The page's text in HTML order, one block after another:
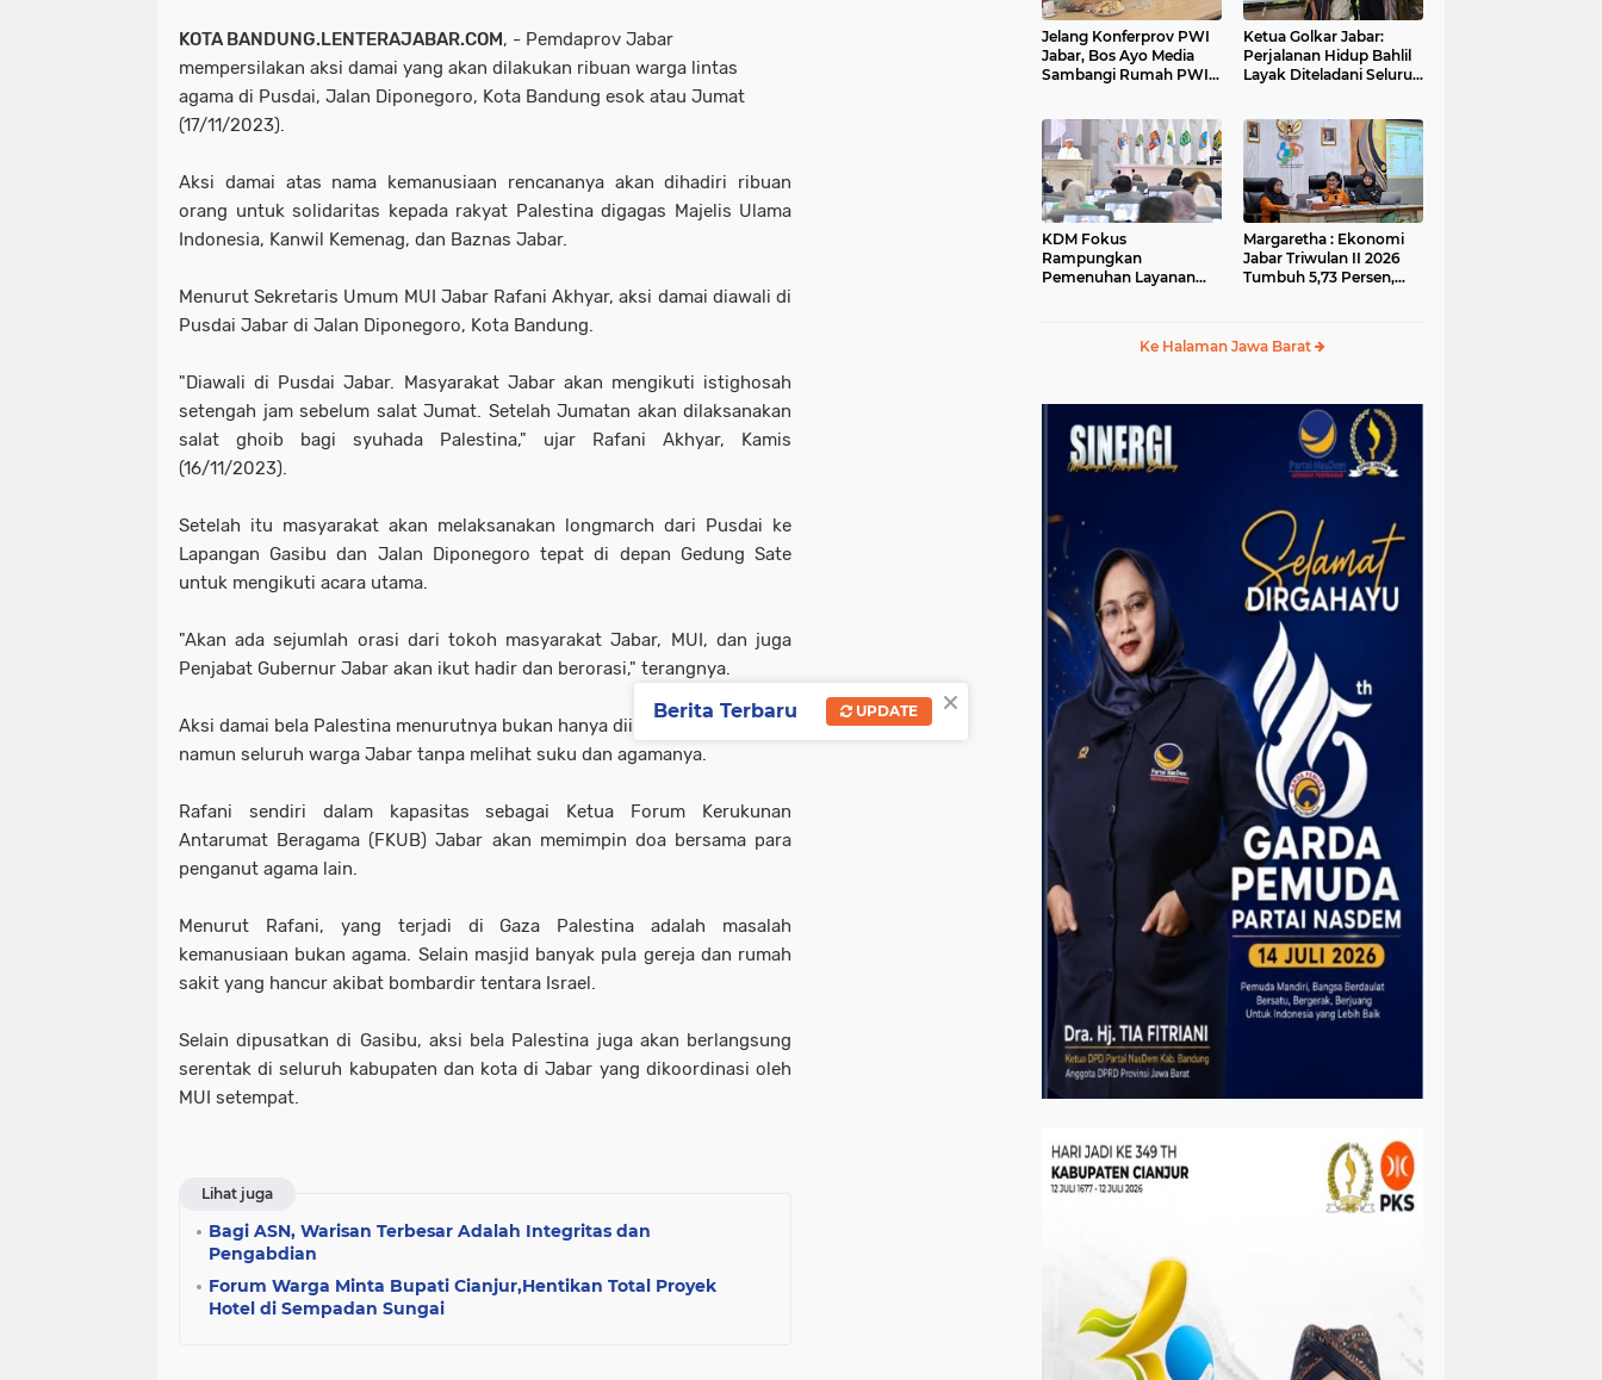
KOTA BANDUNG.LENTERAJABAR.COM, - Pemdaprov Jabar
mempersilakan aksi damai yang akan dilakukan ribuan warga lintas
agama di Pusdai, Jalan Diponegoro, Kota Bandung esok atau Jumat
(17/11/2023).
Aksi damai atas nama kemanusiaan rencananya akan dihadiri ribuan
orang untuk solidaritas kepada rakyat Palestina digagas Majelis Ulama
Indonesia, Kanwil Kemenag, dan Baznas Jabar.
Menurut Sekretaris Umum MUI Jabar Rafani Akhyar, aksi damai diawali di
Pusdai Jabar di Jalan Diponegoro, Kota Bandung.
"Diawali di Pusdai Jabar. Masyarakat Jabar akan mengikuti istighosah
setengah jam sebelum salat Jumat. Setelah Jumatan akan dilaksanakan
salat ghoib bagi syuhada Palestina," ujar Rafani Akhyar, Kamis
(16/11/2023).
Setelah itu masyarakat akan melaksanakan longmarch dari Pusdai ke
Lapangan Gasibu dan Jalan Diponegoro tepat di depan Gedung Sate
untuk mengikuti acara utama.
"Akan ada sejumlah orasi dari tokoh masyarakat Jabar, MUI, dan juga
Penjabat Gubernur Jabar akan ikut hadir dan berorasi," terangnya.
Aksi damai bela Palestina menurutnya bukan hanya diikuti warga muslim,
namun seluruh warga Jabar tanpa melihat suku dan agamanya.
Rafani sendiri dalam kapasitas sebagai Ketua Forum Kerukunan
Antarumat Beragama (FKUB) Jabar akan memimpin doa bersama para
penganut agama lain.
Menurut Rafani, yang terjadi di Gaza Palestina adalah masalah
kemanusiaan bukan agama. Selain masjid banyak pula gereja dan rumah
sakit yang hancur akibat bombardir tentara Israel.
Selain dipusatkan di Gasibu, aksi bela Palestina juga akan berlangsung
serentak di seluruh kabupaten dan kota di Jabar yang dikoordinasi oleh
MUI setempat.
Lihat juga
Bagi ASN, Warisan Terbesar Adalah Integritas dan
Pengabdian
Forum Warga Minta Bupati Cianjur,Hentikan Total Proyek
Hotel di Sempadan Sungai
Jelang Konferprov PWI
Jabar, Bos Ayo Media
Sambangi Rumah PWI
Ketua Golkar Jabar:
Perjalanan Hidup Bahlil
Layak Diteladani Seluruh
KDM Fokus
Rampungkan
Pemenuhan Layanan
Margaretha : Ekonomi
Jabar Triwulan II 2026
Tumbuh 5,73 Persen,
Ke Halaman Jawa Barat
×
Berita Terbaru UPDATE